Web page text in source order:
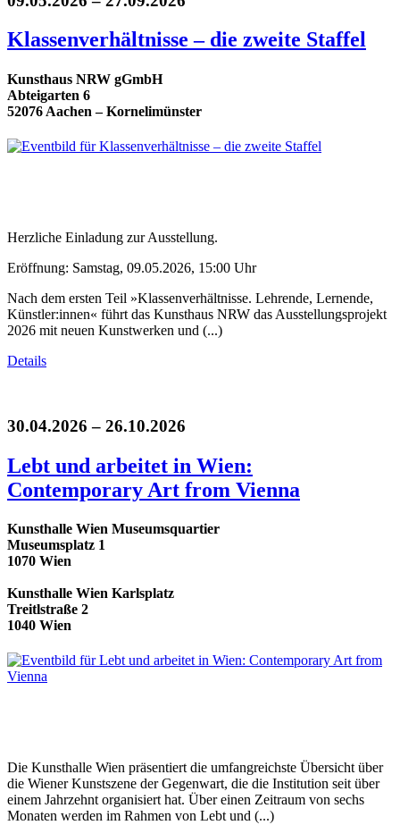
Klassenverhältnisse – die zweite Staffel
Kunsthaus NRW gGmbH
Abteigarten 6
52076 Aachen – Kornelimünster
Herzliche Einladung zur Ausstellung.
Eröffnung: Samstag, 09.05.2026, 15:00 Uhr
Nach dem ersten Teil »Klassenverhältnisse. Lehrende, Lernende,
Künstler:innen« führt das Kunsthaus NRW das Ausstellungsprojekt
2026 mit neuen Kunstwerken und (...)
Details
30.04.2026 – 26.10.2026
Lebt und arbeitet in Wien:
Contemporary Art from Vienna
Kunsthalle Wien Museumsquartier
Museumsplatz 1
1070 Wien
Kunsthalle Wien Karlsplatz
Treitlstraße 2
1040 Wien
Die Kunsthalle Wien präsentiert die umfangreichste Übersicht über
die Wiener Kunstszene der Gegenwart, die die Institution seit über
einem Jahrzehnt organisiert hat. Über einen Zeitraum von sechs
Monaten werden im Rahmen von Lebt und (...)